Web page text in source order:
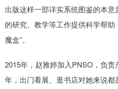
出版这样一部详实系统图鉴的本
的研究、教学等工作提供科学帮
魔盒”。
2015年，赵雅婷加入PNSO，负
年，出门看展、逛书店对她来说